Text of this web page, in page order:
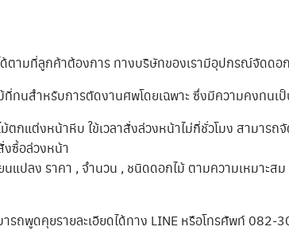
ตามที่ลูกค้าต้องการ ทางบริษัทของเรามีอุปกรณ์จัดด
ที่ทนสำหรับการตัดงานศพโดยเฉพาะ ซึ่งมีความคงทนเ
กแต่งหน้าหีบ ใข้เวลาสั่งล่วงหน้าไม่กี่ชั่วโมง สามารถจั
ซื้อล่วงหน้า
นแปลง ราคา , จำนวน , ชนิดดอกไม้ ตามความเหมา
รถพูดคุยรายละเอียดได้ทาง LINE หรือโทรศัพท์ 082-